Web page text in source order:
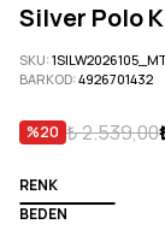
Silver Polo
SKU:
BARKOD:4926701432
%20 ₺ 2.539,00
RENK
BEDEN